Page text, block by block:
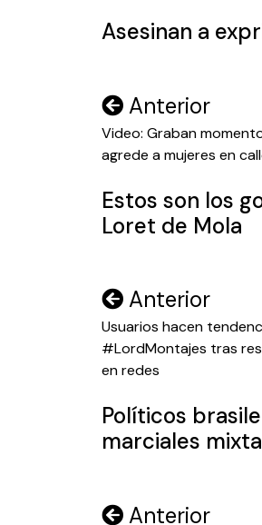
Asesinan a
Navegación
de
entradas
Anterior
Video: Graban
agrede a mujeres en
Estos son los
Loret de Mola
Navegación
de
entradas
Anterior
Usuarios hacen
#LordMontajes tras
en redes
Políticos
marciales
Navegación
Anterior